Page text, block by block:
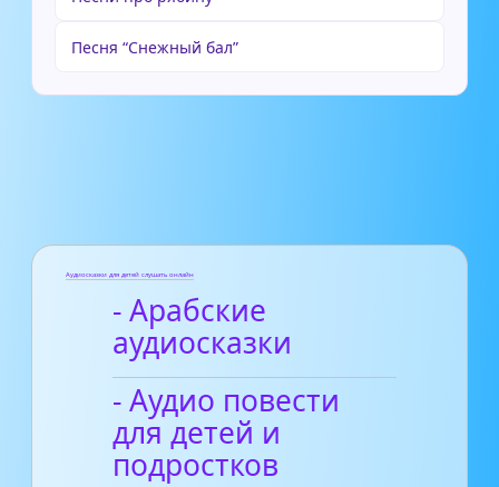
Песня “Снежный бал”
Аудиосказки для детей слушать онлайн
- Арабские
аудиосказки
- Аудио повести
для детей и
подростков